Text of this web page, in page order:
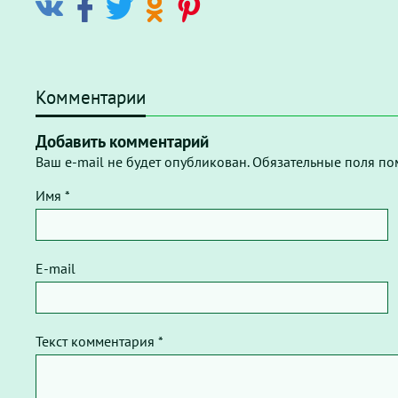
Комментарии
Добавить комментарий
Ваш e-mail не будет опубликован. Обязательные поля
Имя *
E-mail
Текст комментария *